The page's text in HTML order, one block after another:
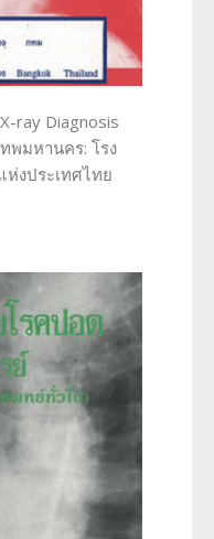
ray Diagnosis
พมหานคร: โรง
งประเทศไทย